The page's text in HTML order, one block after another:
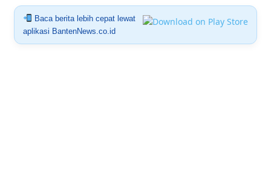
Baca berita lebih cepat lewat
aplikasi BantenNews.co.id